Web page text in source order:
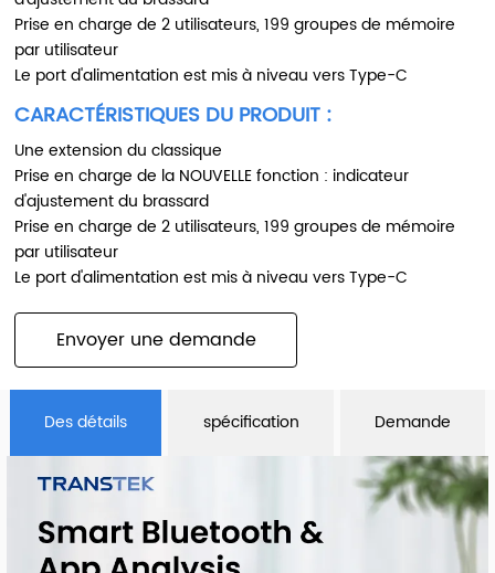
Prise en charge de 2 utilisateurs, 199 groupes de mémoire
par utilisateur
Le port d'alimentation est mis à niveau vers Type-C
CARACTÉRISTIQUES DU PRODUIT :
Une extension du classique
Prise en charge de la NOUVELLE fonction : indicateur
d'ajustement du brassard
Prise en charge de 2 utilisateurs, 199 groupes de mémoire
par utilisateur
Le port d'alimentation est mis à niveau vers Type-C
Envoyer une demande
Des détails spécification Demande